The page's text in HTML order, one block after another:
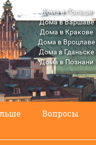
Дома в Польше
Дома в Варшаве
Дома в Кракове
Дома в Вроцлаве
Дома в Гданьске
Дома в Познани
Дома в Люблине
Вопросы